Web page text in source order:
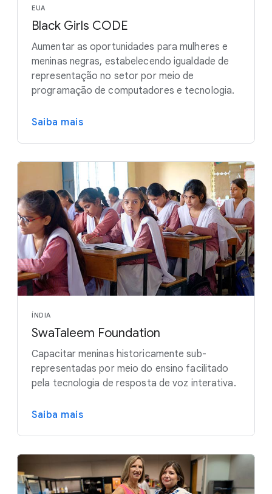
EUA
Black Girls CODE
Aumentar as oportunidades para mulheres e
meninas negras, estabelecendo igualdade de
representação no setor por meio de
programação de computadores e tecnologia.
Saiba mais
ÍNDIA
SwaTaleem Foundation
Capacitar meninas historicamente sub-
representadas por meio do ensino facilitado
pela tecnologia de resposta de voz interativa.
Saiba mais